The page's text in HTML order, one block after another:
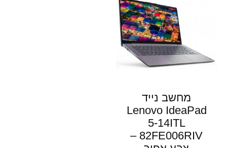
מחשב נייד
Lenovo IdeaPad
5-14ITL
82FE006RIV –